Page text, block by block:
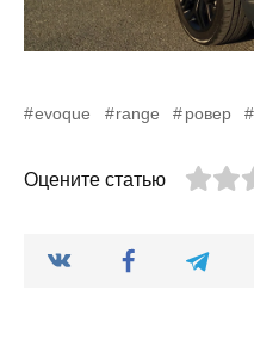
evoque range ровер
Оцените статью